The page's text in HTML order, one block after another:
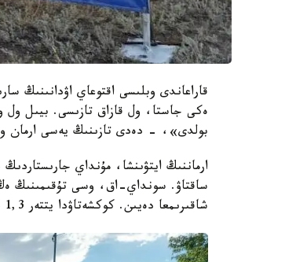
قاراعاندى وبلىسى اقتوعاي اۋدانىنىڭ
ەكى جاستا، ول قازاق تازىسى. بيىل ول
بولدى»، - دەدى تازىنىڭ يەسى ارمان
ارماننىڭ ايتۋىنشا، مۇنداي
ساقتاۋ. سونداي-اق، وسى تۇقىمىنىڭ
شاقىرىمعا دەيىن. كوكشەتاۋدا يتتەر 1,3 شاقىرىم جۇگىردى. 30 فيناليستتىڭ ىشىندە سارىباس ءبىرىنشى بولدى.